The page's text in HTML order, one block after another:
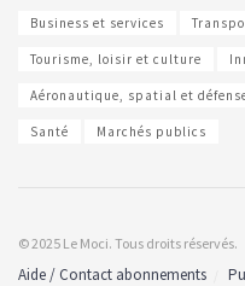
Business et services
Tourisme, loisir et culture
Aéronautique, spatial et
Santé Marchés publics
© 2025 Le Moci. Tous droits réservés.
Aide / Contact abonnements